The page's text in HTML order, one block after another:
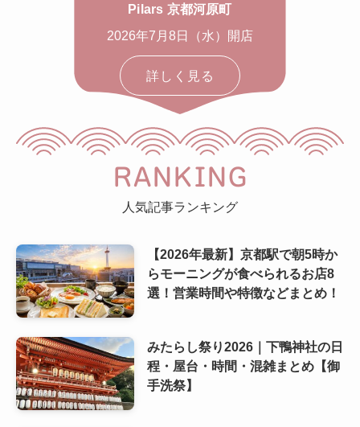
Pilars 京都河原町
2026年7月8日（水）開店
詳しく見る
RANKING
人気記事ランキング
【2026年最新】京都駅で朝5時か
らモーニングが食べられるお店8
選！営業時間や特徴などまとめ！
みたらし祭り2026｜下鴨神社の日
程・屋台・時間・混雑まとめ【御
手洗祭】